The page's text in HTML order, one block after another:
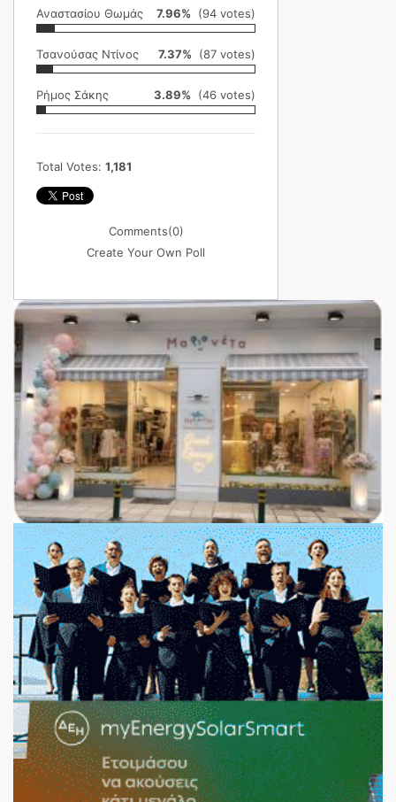
Αναστασίου Θωμάς 7.96% (94 votes)
Τσανούσας Ντίνος 7.37% (87 votes)
Ρήμος Σάκης 3.89% (46 votes)
Total Votes: 1,181
Comments(0)
Create Your Own Poll